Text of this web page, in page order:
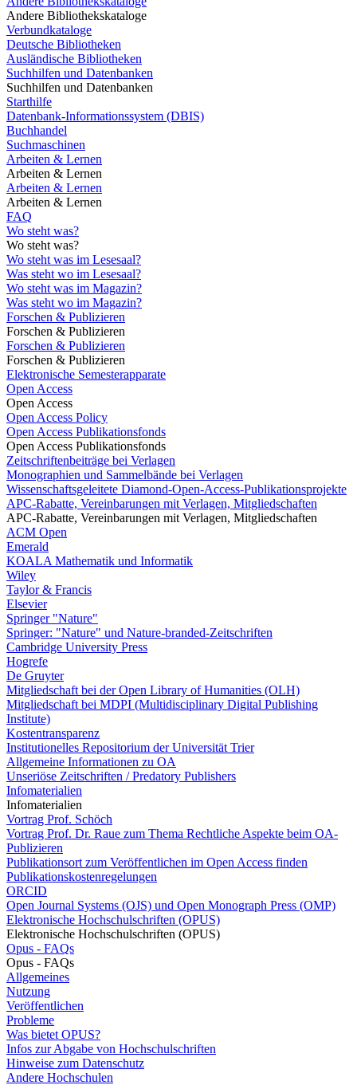
Andere Bibliothekskataloge
Verbundkataloge
Deutsche Bibliotheken
Ausländische Bibliotheken
Suchhilfen und Datenbanken
Suchhilfen und Datenbanken
Starthilfe
Datenbank-Informationssystem (DBIS)
Buchhandel
Suchmaschinen
Arbeiten & Lernen
Arbeiten & Lernen
Arbeiten & Lernen
Arbeiten & Lernen
FAQ
Wo steht was?
Wo steht was?
Wo steht was im Lesesaal?
Was steht wo im Lesesaal?
Wo steht was im Magazin?
Was steht wo im Magazin?
Forschen & Publizieren
Forschen & Publizieren
Forschen & Publizieren
Forschen & Publizieren
Elektronische Semesterapparate
Open Access
Open Access
Open Access Policy
Open Access Publikationsfonds
Open Access Publikationsfonds
Zeitschriftenbeiträge bei Verlagen
Monographien und Sammelbände bei Verlagen
Wissenschaftsgeleitete Diamond-Open-Access-Publikationsprojekte
APC-Rabatte, Vereinbarungen mit Verlagen, Mitgliedschaften
APC-Rabatte, Vereinbarungen mit Verlagen, Mitgliedschaften
ACM Open
Emerald
KOALA Mathematik und Informatik
Wiley
Taylor & Francis
Elsevier
Springer "Nature"
Springer: "Nature" und Nature-branded-Zeitschriften
Cambridge University Press
Hogrefe
De Gruyter
Mitgliedschaft bei der Open Library of Humanities (OLH)
Mitgliedschaft bei MDPI (Multidisciplinary Digital Publishing
Institute)
Kostentransparenz
Institutionelles Repositorium der Universität Trier
Allgemeine Informationen zu OA
Unseriöse Zeitschriften / Predatory Publishers
Infomaterialien
Infomaterialien
Vortrag Prof. Schöch
Vortrag Prof. Dr. Raue zum Thema Rechtliche Aspekte beim OA-
Publizieren
Publikationsort zum Veröffentlichen im Open Access finden
Publikationskostenregelungen
ORCID
Open Journal Systems (OJS) und Open Monograph Press (OMP)
Elektronische Hochschulschriften (OPUS)
Elektronische Hochschulschriften (OPUS)
Opus - FAQs
Opus - FAQs
Allgemeines
Nutzung
Veröffentlichen
Probleme
Was bietet OPUS?
Infos zur Abgabe von Hochschulschriften
Hinweise zum Datenschutz
Andere Hochschulen